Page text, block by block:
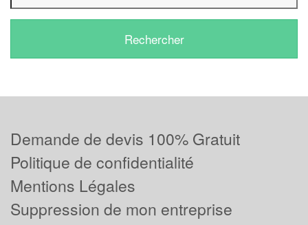
Demande de devis 100% Gratuit
Politique de confidentialité
Mentions Légales
Suppression de mon entreprise